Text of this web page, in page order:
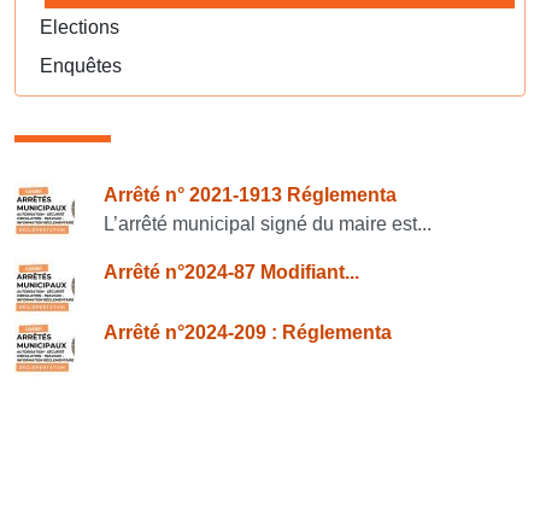
Elections
Enquêtes
Consulter également
Arrêté n° 2021-1913 Réglementa
L’arrêté municipal signé du maire est...
Arrêté n°2024-87 Modifiant...
Arrêté n°2024-209 : Réglementa